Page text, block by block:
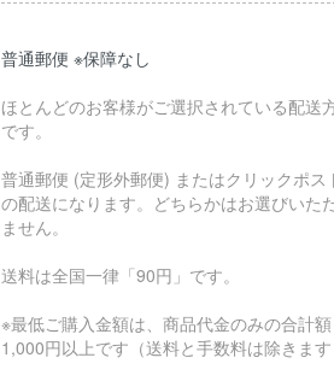
普通郵便 ※保障なし
ほとんどのお客様がご選択されている配送
です。
普通郵便 (定形外郵便) またはクリックポス
の配送になります。どちらかはお選びいた
ません。
送料は全国一律「90円」です。
※最低ご購入金額は、商品代金のみの合計額
1,000円以上です（送料と手数料は除きます